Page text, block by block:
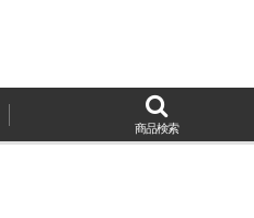
商品検索